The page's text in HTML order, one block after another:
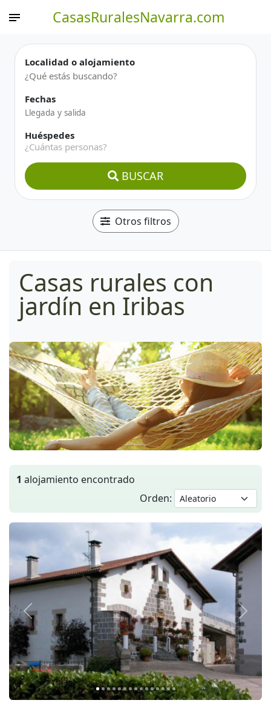
CasasRuralesNavarra.com
Localidad o alojamiento
Fechas
Huéspedes
¿Cuántas personas?
BUSCAR
Otros filtros
Casas rurales con
jardín en Iribas
1 alojamiento encontrado
Orden:
Anterior